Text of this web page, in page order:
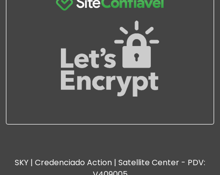
SKY | Credenciado Action | Satellite Center - PDV: